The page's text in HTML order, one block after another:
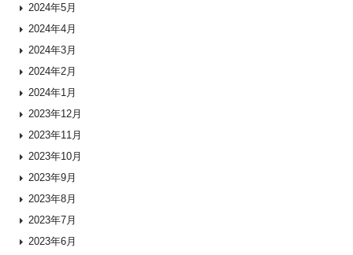
2024年5月
2024年4月
2024年3月
2024年2月
2024年1月
2023年12月
2023年11月
2023年10月
2023年9月
2023年8月
2023年7月
2023年6月